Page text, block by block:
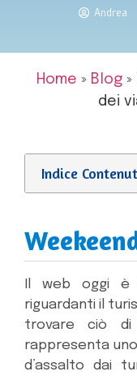
Andrea
Home » Blog»
dei
Indice
Il web oggi è
riguardanti il
trovare ciò di
rappresenta
d’assalto dai